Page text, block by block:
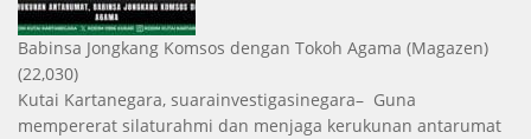
Babinsa Jongkang Komsos dengan Tokoh Agama (Magazen)
(22,030)
Kutai Kartanegara, suarainvestigasinegara– Guna
mempererat silaturahmi dan menjaga kerukunan antarumat